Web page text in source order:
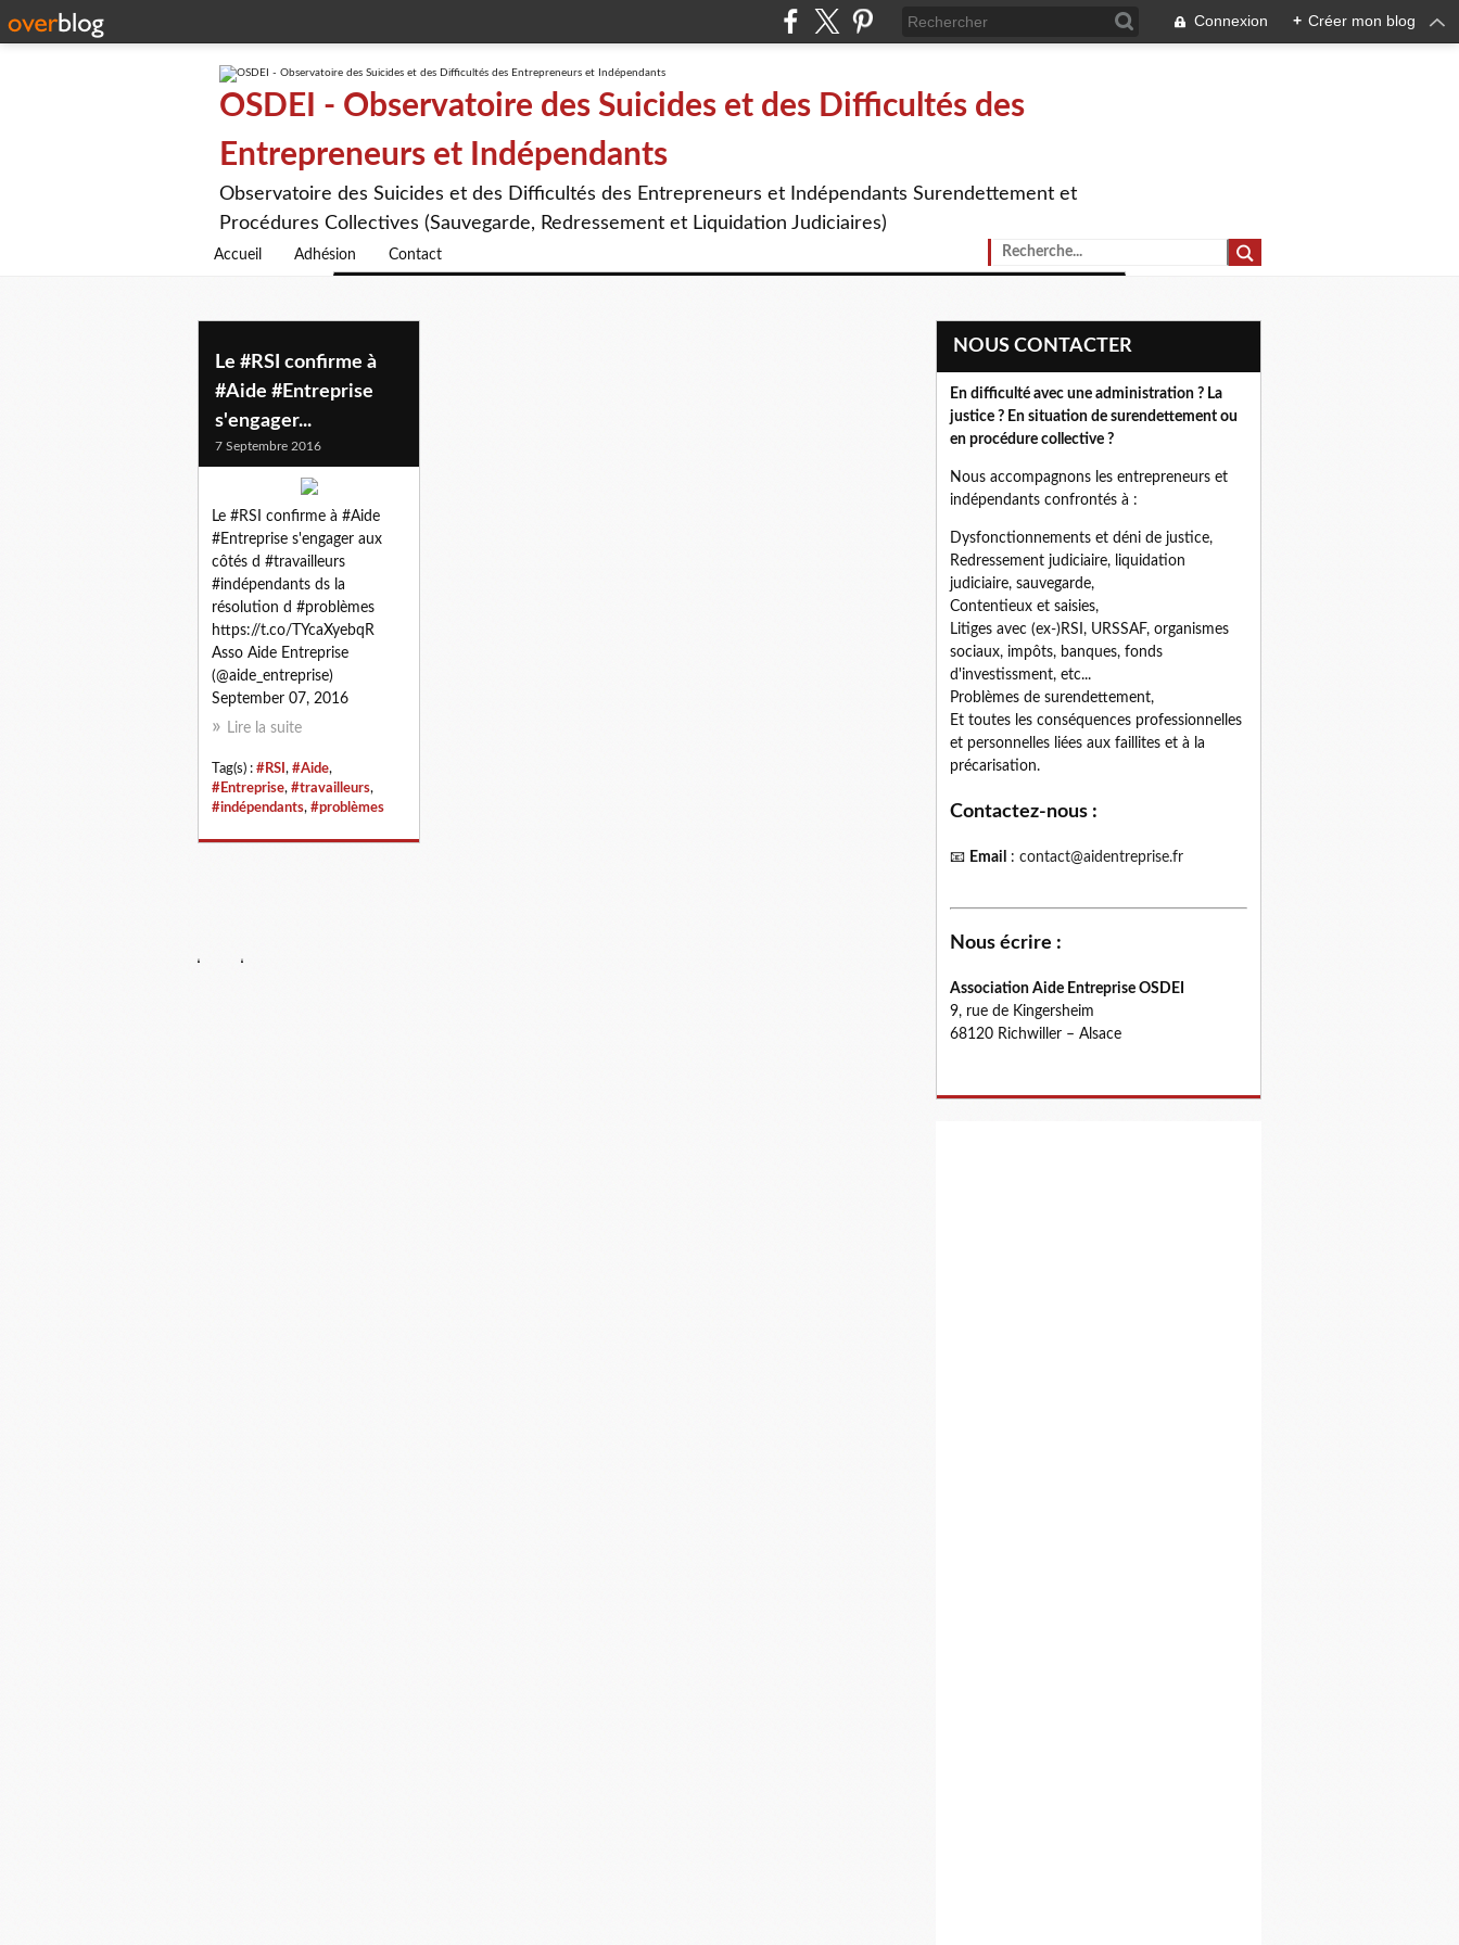
Connexion + Créer mon blog
OSDEI - Observatoire des Suicides et des Difficultés des
Entrepreneurs et Indépendants
Observatoire des Suicides et des Difficultés des Entrepreneurs et Indépendants Surendettement et
Procédures Collectives (Sauvegarde, Redressement et Liquidation Judiciaires)
Accueil Adhésion Contact
problemes
Le #RSI confirme à
#Aide #Entreprise
s'engager...
7 Septembre 2016
Le #RSI confirme à #Aide
#Entreprise s'engager aux
côtés d #travailleurs
#indépendants ds la
résolution d #problèmes
https://t.co/TYcaXyebqR
Asso Aide Entreprise
(@aide_entreprise)
September 07, 2016
Lire la suite
Tag(s) : #RSI , #Aide,
#Entreprise, #travailleurs,
#indépendants, #problèmes
NOUS CONTACTER
En difficulté avec une administration ? La
justice ? En situation de surendettement ou
en procédure collective ?
Nous accompagnons les entrepreneurs et
indépendants confrontés à :
Dysfonctionnements et déni de justice,
Redressement judiciaire, liquidation
judiciaire, sauvegarde,
Contentieux et saisies,
Litiges avec (ex-)RSI, URSSAF, organismes
sociaux, impôts, banques, fonds
d'investissment, etc...
Problèmes de surendettement,
Et toutes les conséquences professionnelles
et personnelles liées aux faillites et à la
précarisation.
Contactez-nous :
📧 Email : contact@aidentreprise.fr
Nous écrire :
Association Aide Entreprise OSDEI
9, rue de Kingersheim
68120 Richwiller – Alsace